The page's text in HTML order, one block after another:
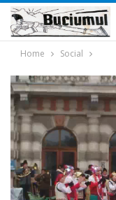
Home Social